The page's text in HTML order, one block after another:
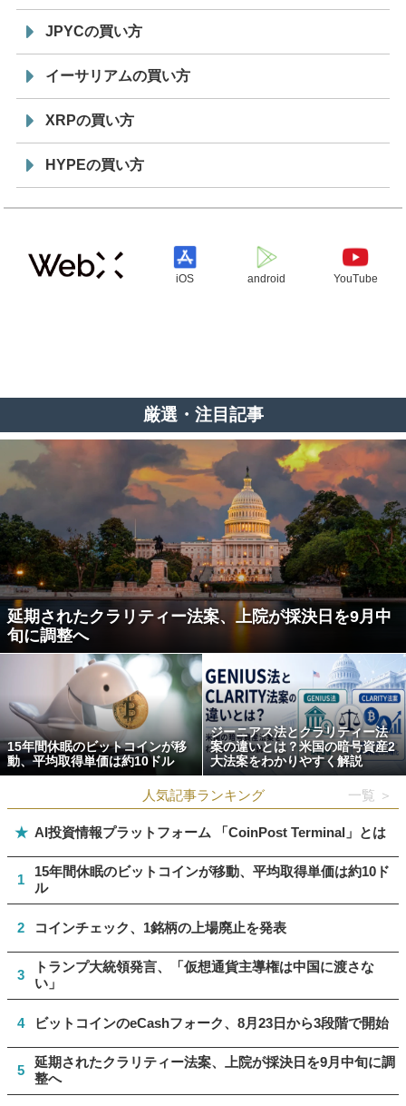
JPYCの買い方
イーサリアムの買い方
XRPの買い方
HYPEの買い方
iOS android YouTube
厳選・注目記事
延期されたクラリティー法案、上院が採決日を9月中
旬に調整へ
15年間休眠のビットコインが移
動、平均取得単価は約10ドル
ジーニアス法とクラリティー法
案の違いとは？米国の暗号資産2
大法案をわかりやすく解説
人気記事ランキング 一覧 ＞
★ AI投資情報プラットフォーム 「CoinPost Terminal」とは
1
15年間休眠のビットコインが移動、平均取得単価は約10ド
ル
2 コインチェック、1銘柄の上場廃止を発表
3
トランプ大統領発言、「仮想通貨主導権は中国に渡さな
い」
4 ビットコインのeCashフォーク、8月23日から3段階で開始
5
延期されたクラリティー法案、上院が採決日を9月中旬に調
整へ